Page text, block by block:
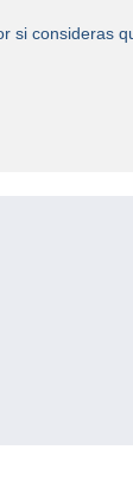
si consideras